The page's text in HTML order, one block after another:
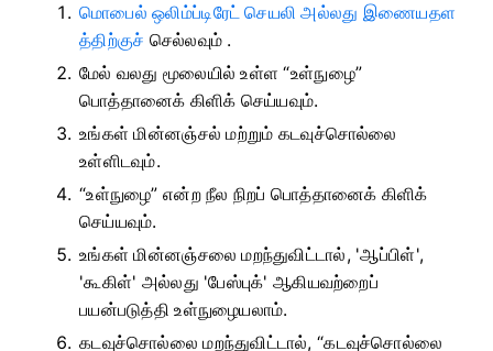
மொபைல் ஒலிம்ப்டிரேட் செயலி அல்லது இணையதள
த்திற்குச் செல்லவும் .
மேல் வலது மூலையில் உள்ள “உள்நுழை”
பொத்தானைக் கிளிக் செய்யவும்.
உங்கள் மின்னஞ்சல் மற்றும் கடவுச்சொல்லை
உள்ளிடவும்.
“உள்நுழை” என்ற நீல நிறப் பொத்தானைக் கிளிக்
செய்யவும்.
உங்கள் மின்னஞ்சலை மறந்துவிட்டால், 'ஆப்பிள்',
'கூகிள்' அல்லது 'பேஸ்புக்' ஆகியவற்றைப்
பயன்படுத்தி உள்நுழையலாம்.
கடவுச்சொல்லை மறந்துவிட்டால், “கடவுச்சொல்லை